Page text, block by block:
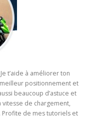
Je t’aide à améliorer ton
positionnement et
beaucoup d’astuce et
de chargement,
Profite de mes tutoriels et